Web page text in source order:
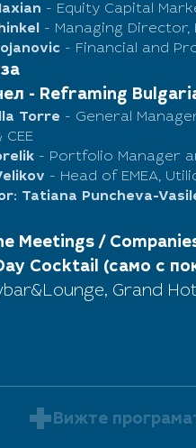
- Equity Capital
- Managing Director,
- Financial and
- Reframing
Torre - General
- Portfolio Manager
- Head of EMEA,
Tatiana Puncheva-
Meetings /
Cocktail (само с
Grand
Вижте